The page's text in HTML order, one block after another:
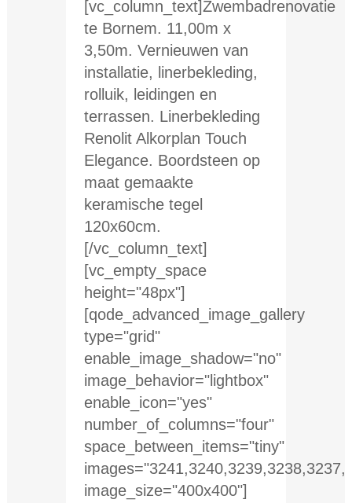
[vc_column_text]Zwembadrenovatie
te Bornem. 11,00m x
3,50m. Vernieuwen van
installatie, linerbekleding,
rolluik, leidingen en
terrassen. Linerbekleding
Renolit Alkorplan Touch
Elegance. Boordsteen op
maat gemaakte
keramische tegel
120x60cm.
[/vc_column_text]
[vc_empty_space
height="48px"]
[qode_advanced_image_gallery
type="grid"
enable_image_shadow="no"
image_behavior="lightbox"
enable_icon="yes"
number_of_columns="four"
space_between_items="tiny"
image_size="400x400"]